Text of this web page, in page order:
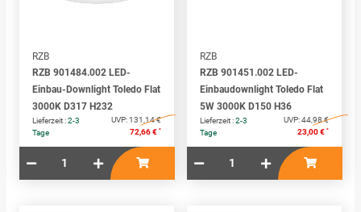
RZB
RZB 901484.002 LED-
Einbau-Downlight Toledo Flat
3000K D317 H232
Lieferzeit :2-3
Tage
UVP:131,14 €
72,66 € *
RZB
RZB 901451.002 LED-
Einbaudownlight Toledo Flat
5W 3000K D150 H36
Lieferzeit :2-3
Tage
UVP:44,98 €
23,00 € *